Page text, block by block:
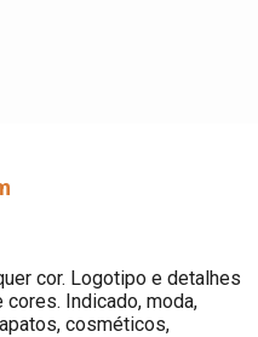
cor. Logotipo e detalhes
Indicado, moda,
cosméticos,